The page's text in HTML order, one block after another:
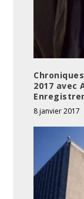
2017 avec
8 janvier 2017